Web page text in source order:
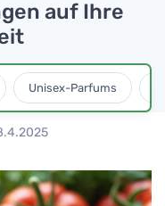
auf Ihre
Unisex-Parfums